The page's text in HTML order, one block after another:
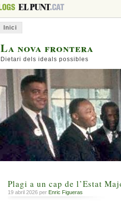
Inici
La nova frontera
Dietari dels ideals possibles
Plagi a un cap de l’Estat
19 abril 2026 per Enric Figueras